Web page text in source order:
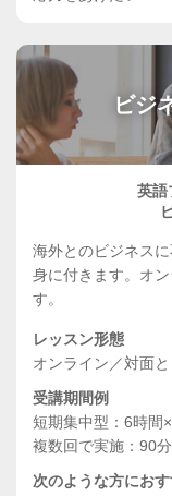
ビジ
英語
海外とのビジネス
身に付きます。オ
す。
レッスン形態
オンライン／対面
受講期間例
短期集中型：6時間
複数回で実施：90
次のような方にお